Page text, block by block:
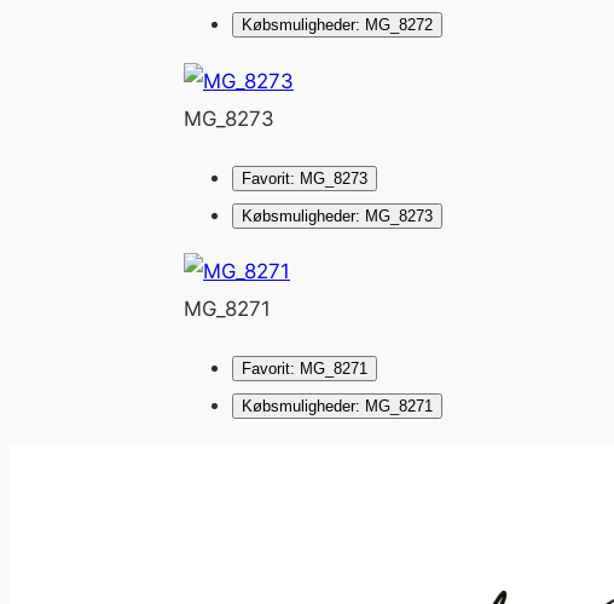
Købsmuligheder: MG_8272
MG_8273
Favorit: MG_8273
Købsmuligheder: MG_8273
MG_8271
Favorit: MG_8271
Købsmuligheder: MG_8271